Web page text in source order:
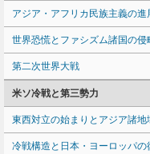
アジア・アフリカ民族主義の進
世界恐慌とファシズム諸国の侵
第二次世界大戦
米ソ冷戦と第三勢力
東西対立の始まりとアジア諸地
冷戦構造と日本・ヨーロッパの